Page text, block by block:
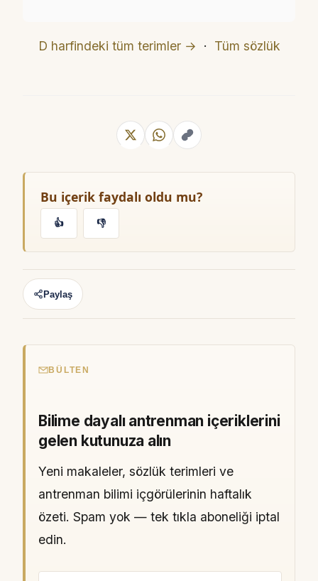
D harfindeki tüm terimler → · Tüm sözlük
Bu içerik faydalı oldu mu?
👍 👎
Paylaş
BÜLTEN
Bilime dayalı antrenman içeriklerini
gelen kutunuza alın
Yeni makaleler, sözlük terimleri ve
antrenman bilimi içgörülerinin haftalık
özeti. Spam yok — tek tıkla aboneliği iptal
edin.